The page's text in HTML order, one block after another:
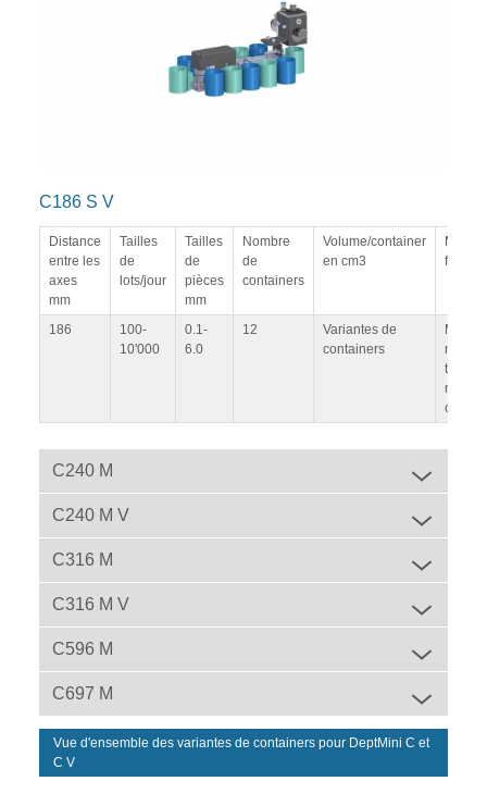
C186 S V
Distance
entre les
axes
mm
Tailles
de
lots/jour
Tailles
de
pièces
mm
Nombre
de
containers
Volume/container
en cm3
Mode
186
100-
10'000
0.1-
6.0
12
Variantes de
containers
Mode
mode
mode
C240 M
C240 M V
C316 M
C316 M V
C596 M
C697 M
Vue d'ensemble des variantes de containers pour DeptMini C et
C V